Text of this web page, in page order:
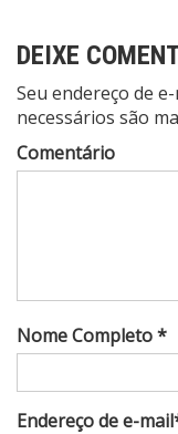
DEIXE
Seu endereço de
necessários são
Comentário
Nome Completo *
Endereço de e-